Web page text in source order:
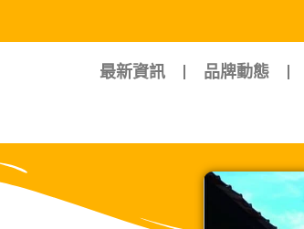
最新資訊 品牌動態